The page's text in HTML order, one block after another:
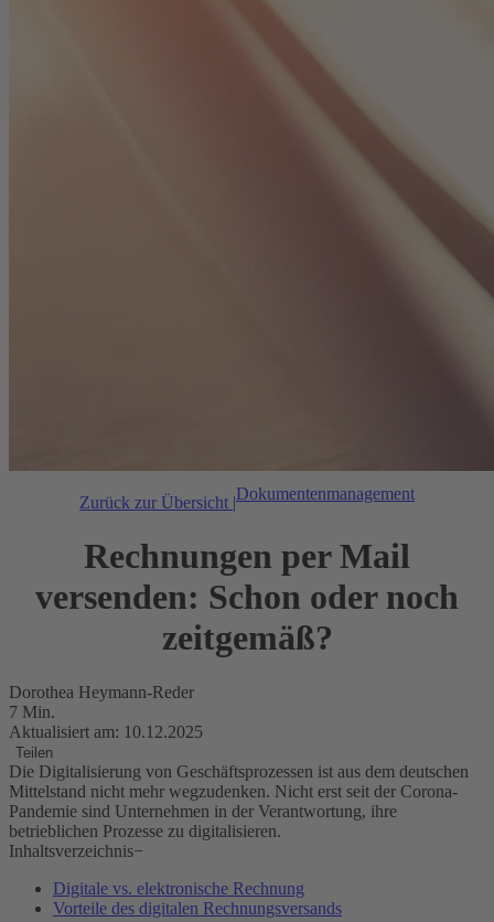
Zurück zur Übersicht |Dokumentenmanagement
Rechnungen per Mail
versenden: Schon oder noch
zeitgemäß?
Dorothea Heymann-Reder
7 Min.
Aktualisiert am: 10.12.2025
Teilen
Die Digitalisierung von Geschäftsprozessen ist aus dem deutschen
Mittelstand nicht mehr wegzudenken. Nicht erst seit der Corona-
Pandemie sind Unternehmen in der Verantwortung, ihre
betrieblichen Prozesse zu digitalisieren.
Inhaltsverzeichnis−
Digitale vs. elektronische Rechnung
Vorteile des digitalen Rechnungsversands